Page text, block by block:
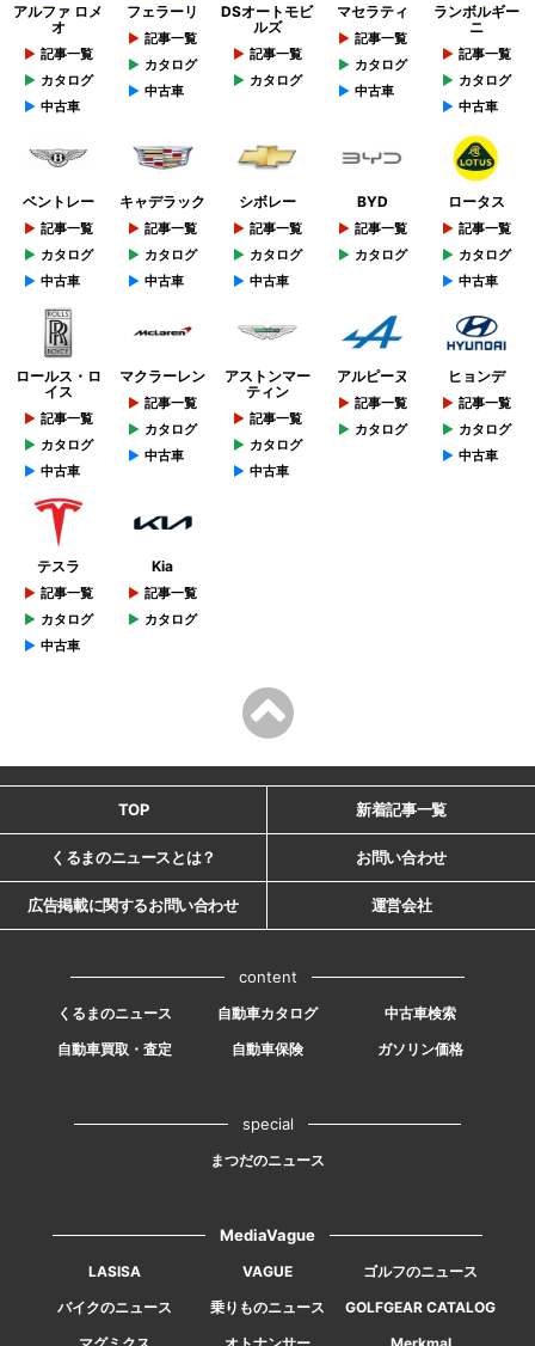
アルファ ロメ
オ
記事一覧
カタログ
中古車
フェラーリ
記事一覧
カタログ
中古車
DSオートモビ
ルズ
記事一覧
カタログ
マセラティ
記事一覧
カタログ
中古車
ランボルギー
ニ
記事一覧
カタログ
中古車
ベントレー
記事一覧
カタログ
中古車
キャデラック
記事一覧
カタログ
中古車
シボレー
記事一覧
カタログ
中古車
BYD
記事一覧
カタログ
ロータス
記事一覧
カタログ
中古車
ロールス・ロ
イス
記事一覧
カタログ
中古車
マクラーレン
記事一覧
カタログ
中古車
アストンマー
ティン
記事一覧
カタログ
中古車
アルピーヌ
記事一覧
カタログ
ヒョンデ
記事一覧
カタログ
中古車
テスラ
記事一覧
カタログ
中古車
Kia
記事一覧
カタログ
TOP 新着記事一覧
くるまのニュースとは？ お問い合わせ
広告掲載に関するお問い合わせ 運営会社
content
くるまのニュース 自動車カタログ
中古車検索
自動車買取・査定
自動車保険 ガソリン価格
special
まつだのニュース
MediaVague
LASISA VAGUE
ゴルフのニュース
バイクのニュース
乗りものニュース
GOLFGEAR CATALOG